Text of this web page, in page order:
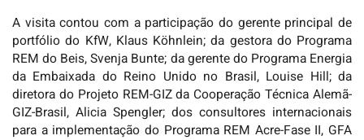
A visita contou com a participação do gerente principal de
portfólio do KfW, Klaus Köhnlein; da gestora do Programa
REM do Beis, Svenja Bunte; da gerente do Programa Energia
da Embaixada do Reino Unido no Brasil, Louise Hill; da
diretora do Projeto REM-GIZ da Cooperação Técnica Alemã-
GIZ-Brasil, Alicia Spengler; dos consultores internacionais
para a implementação do Programa REM Acre-Fase II, GFA